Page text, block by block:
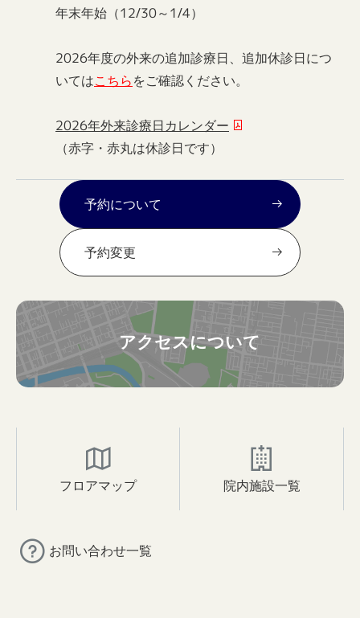
年末年始（12/30～1/4）
2026年度の外来の追加診療日、追加休診日につ
いてはこちらをご確認ください。
2026年外来診療日カレンダー
（赤字・赤丸は休診日です）
予約について
予約変更
アクセスについて
フロアマップ 院内施設一覧
お問い合わせ一覧